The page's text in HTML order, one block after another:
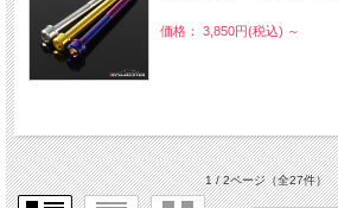
価格： 3,850円(税込) ～
1 / 2ページ（全27件）